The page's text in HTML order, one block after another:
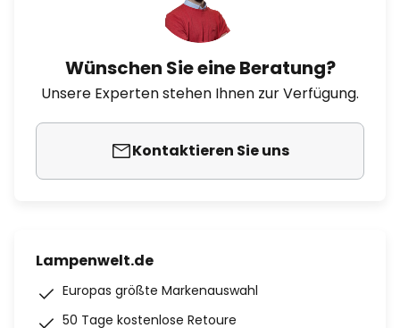
Wünschen Sie eine Beratung?
Unsere Experten stehen Ihnen zur Verfügung.
Kontaktieren Sie uns
Lampenwelt.de
Europas größte Markenauswahl
50 Tage kostenlose Retoure